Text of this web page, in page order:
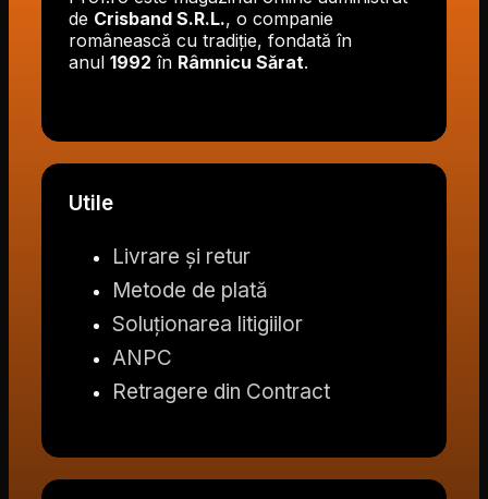
de Crisband S.R.L., o companie
românească cu tradiție, fondată în
anul 1992 în Râmnicu Sărat.
Utile
Livrare și retur
Metode de plată
Soluționarea litigiilor
ANPC
Retragere din Contract